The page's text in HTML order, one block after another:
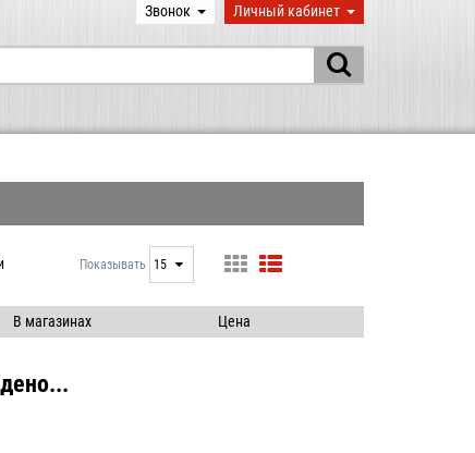
Звонок Личный кабинет
Показывать 15
В магазинах Цена